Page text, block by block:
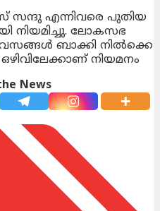
എന്നിവരെ പുതിയ
നിയമിച്ചു. ലോകസഭ
ബാക്കി നിൽക്കെ
നിയമനം
News